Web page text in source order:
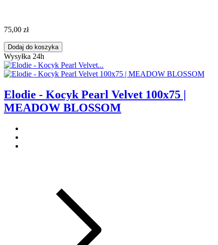
75,00 zł
Dodaj do koszyka
Wysyłka 24h
Elodie - Kocyk Pearl Velvet 100x75 |
MEADOW BLOSSOM